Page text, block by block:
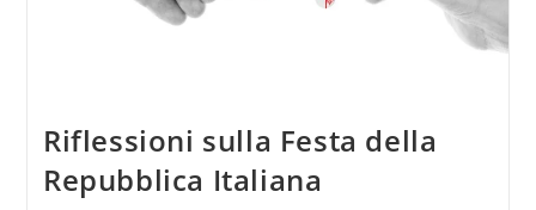
Riflessioni sulla Festa della
Repubblica Italiana